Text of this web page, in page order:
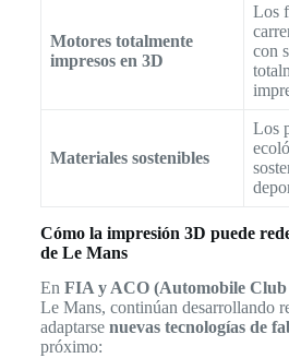
Motores totalmente
impresos en 3D
Los
con
Materiales sostenibles
Los
Cómo la impresión 3D puede
de Le Mans
En FIA y ACO (Automobile Club
Le Mans, continúan desarrollando
adaptarse nuevas tecnologías de
próximo: